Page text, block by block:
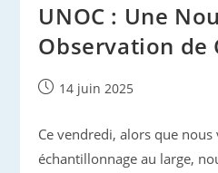
UNOC : Une
Observation de
Publication
14 juin 2025
Ce vendredi, alors que nous
échantillonnage au large,